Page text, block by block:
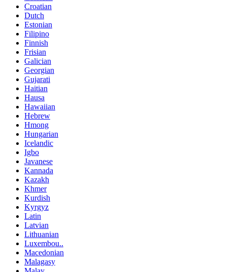
Croatian
Dutch
Estonian
Filipino
Finnish
Frisian
Galician
Georgian
Gujarati
Haitian
Hausa
Hawaiian
Hebrew
Hmong
Hungarian
Icelandic
Igbo
Javanese
Kannada
Kazakh
Khmer
Kurdish
Kyrgyz
Latin
Latvian
Lithuanian
Luxembou..
Macedonian
Malagasy